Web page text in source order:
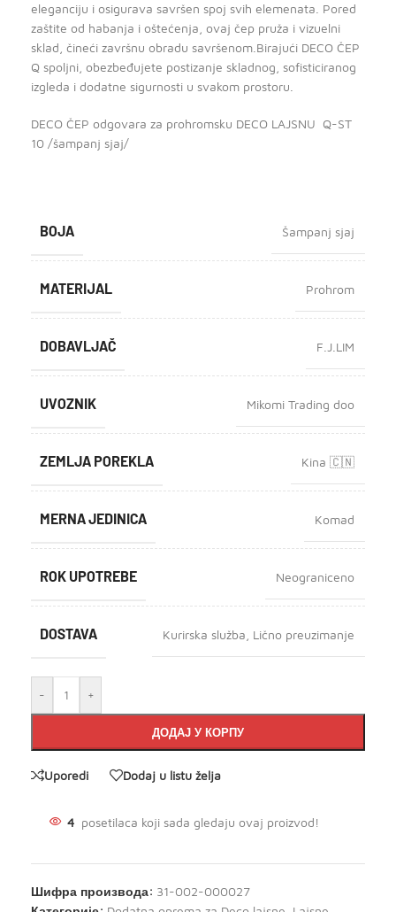
eleganciju i osigurava savršen spoj svih elemenata. Pored
zaštite od habanja i oštećenja, ovaj čep pruža i vizuelni
sklad, čineći završnu obradu savršenom.Birajući DECO ČEP
Q spoljni, obezbeđujete postizanje skladnog, sofisticiranog
izgleda i dodatne sigurnosti u svakom prostoru.
DECO ČEP odgovara za prohromsku DECO LAJSNU Q-ST
10 /šampanj sjaj/
BOJA Šampanj sjaj
MATERIJAL Prohrom
DOBAVLJAČ F.J.LIM
UVOZNIK Mikomi Trading doo
ZEMLJA POREKLA Kina 🇨🇳
MERNA JEDINICA Komad
ROK UPOTREBE Neograniceno
DOSTAVA Kurirska služba Lično preuzimanje
- +
ДОДАЈ У КОРПУ
Uporedi Dodaj u listu želja
4 posetilaca koji sada gledaju ovaj proizvod!
Шифра производа: 31-002-000027